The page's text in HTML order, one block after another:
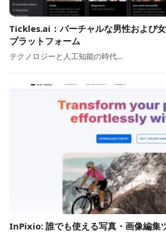
Tickles.ai：バーチャルな男性および
プラットフォーム
テクノロジーと人工知能の時代…
InPixio: 誰でも使える写真・画像編集